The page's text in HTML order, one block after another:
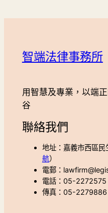
智端法律事務所
用智慧及專業，以端
谷
聯絡我們
地址：嘉義市西區
航）
電郵：
電話：05-2272575
傳真：05-2279886